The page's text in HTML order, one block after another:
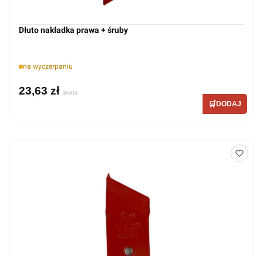
Dłuto nakładka prawa + śruby
na wyczerpaniu
23,63 zł